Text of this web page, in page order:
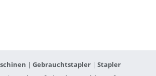
| Gebrauchtstapler| Stapler